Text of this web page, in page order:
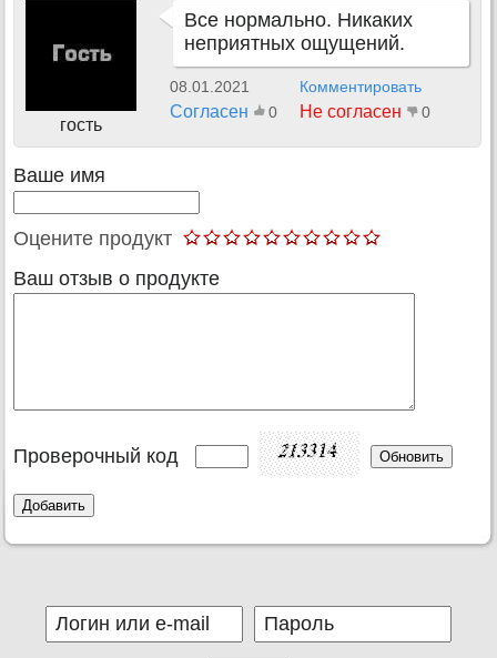
гость
Все нормально. Никаких
неприятных ощущений.
08.01.2021 Комментировать
Согласен 0 Не согласен 0
Ваше имя
Оцените продукт
Ваш отзыв о продукте
Проверочный код